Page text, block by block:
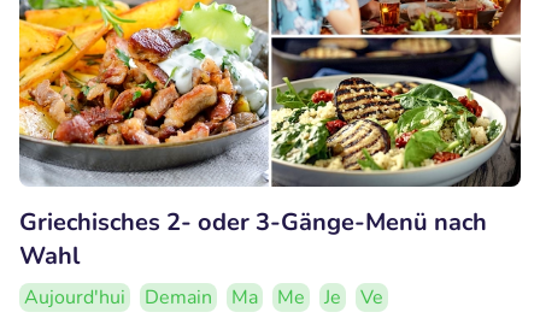
Griechisches 2- oder 3-Gänge-Menü nach
Wahl
Aujourd'hui Demain Ma Me Je
Ve